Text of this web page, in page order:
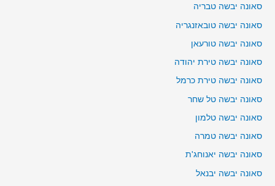
סאונה יבשה טבריה
סאונה יבשה טובאזנגריה
סאונה יבשה טורעאן
סאונה יבשה טירת יהודה
סאונה יבשה טירת כרמל
סאונה יבשה טל שחר
סאונה יבשה טלמון
סאונה יבשה טמרה
סאונה יבשה יאנוחג'ת
סאונה יבשה יבנאל